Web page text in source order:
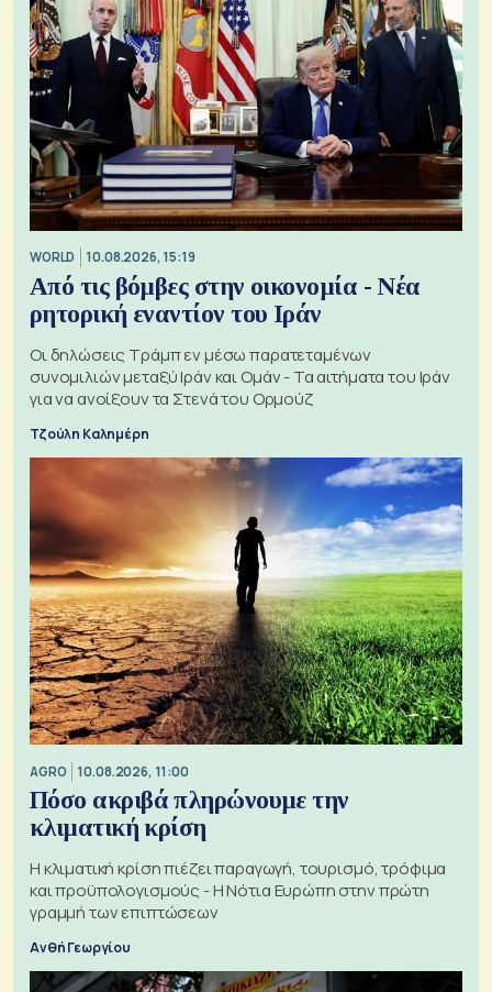
WORLD 10.08.2026, 15:19
Από τις βόμβες στην οικονομία - Νέα
ρητορική εναντίον του Ιράν
Οι δηλώσεις Τράμπ εν μέσω παρατεταμένων
συνομιλιών μεταξύ Ιράν και Ομάν - Τα αιτήματα του Ιράν
για να ανοίξουν τα Στενά του Ορμούζ
Τζούλη Καλημέρη
AGRO 10.08.2026, 11:00
Πόσο ακριβά πληρώνουμε την
κλιματική κρίση
Η κλιματική κρίση πιέζει παραγωγή, τουρισμό, τρόφιμα
και προϋπολογισμούς - Η Νότια Ευρώπη στην πρώτη
γραμμή των επιπτώσεων
Ανθή Γεωργίου